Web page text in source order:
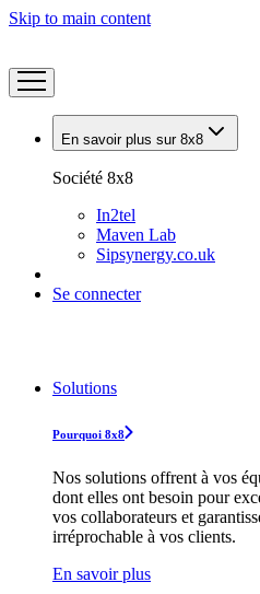
Skip to main content
En savoir plus sur 8x8
Société 8x8
In2tel
Maven Lab
Sipsynergy.co.uk
Se connecter
Solutions
Pourquoi 8x8
Nos solutions offrent à vos
dont elles ont besoin pour
vos collaborateurs et
irréprochable à vos clients.
En savoir plus